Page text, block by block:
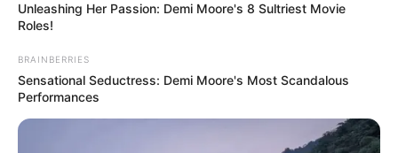
Unleashing Her Passion: Demi Moore's 8 Sultriest Movie
Roles!
BRAINBERRIES
Sensational Seductress: Demi Moore's Most Scandalous
Performances